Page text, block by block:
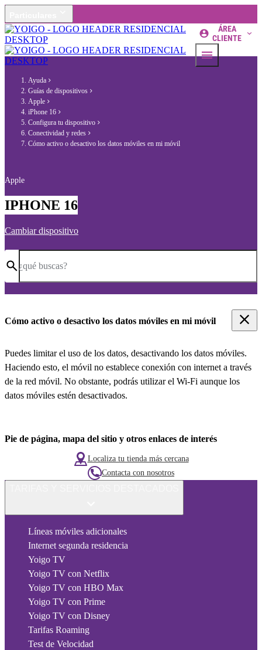
ÁREA
CLIENTE
Ayuda
Guías de dispositivos
Apple
iPhone 16
Configura tu dispositivo
Conectividad y redes
Cómo activo o desactivo los datos móviles en mi móvil
Apple
IPHONE 16
Cambiar dispositivo
¿qué buscas?
Cómo activo o desactivo los datos móviles en mi móvil
Puedes limitar el uso de los datos, desactivando los datos móviles.
Haciendo esto, el móvil no establece conexión con internet a través
de la red móvil. No obstante, podrás utilizar el Wi-Fi aunque los
datos móviles estén desactivados.
Pie de página, mapa del sitio y otros enlaces de interés
Localiza tu tienda más cercana
Contacta con nosotros
Líneas móviles adicionales
Internet segunda residencia
Yoigo TV
Yoigo TV con Netflix
Yoigo TV con HBO Max
Yoigo TV con Prime
Yoigo TV con Disney
Tarifas Roaming
Test de Velocidad